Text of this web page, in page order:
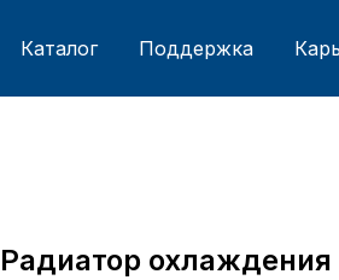
Каталог Поддержка
Радиатор охлаждения